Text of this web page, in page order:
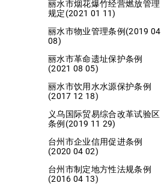
丽水市烟花爆竹经营燃放管理
规定(2021 01 11)
丽水市物业管理条例(2019 04
08)
丽水市革命遗址保护条例
(2021 08 05)
丽水市饮用水水源保护条例
(2017 12 18)
义乌国际贸易综合改革试验区
条例(2019 11 29)
台州市企业信用促进条例
(2020 04 02)
台州市制定地方性法规条例
(2016 04 13)